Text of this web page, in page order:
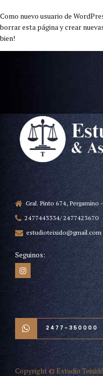
Como nuevo usuario de
borrar esta página y crear
bien!
Gral. Pinto 674, Pergamino
2477443334/ 2477423670
estudioteixido@gmail.com
Seguinos:
2477-350000
Copyright © Estudio